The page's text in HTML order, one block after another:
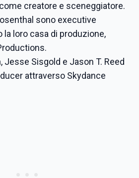
creatore e sceneggiatore.
sono executive
loro casa di produzione,
Jesse Sisgold e Jason T. Reed
attraverso Skydance